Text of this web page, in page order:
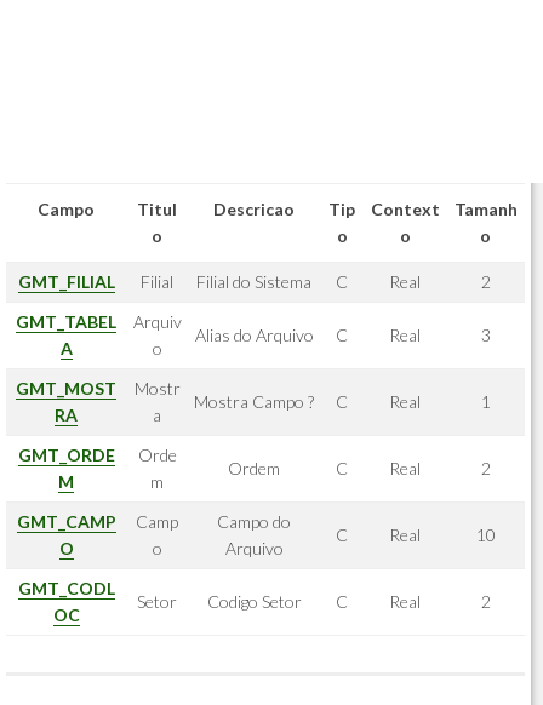
Campo
Titul
o
Descricao
Tip
o
Context
o
Tamanh
o
GMT_FILIAL Filial Filial do Sistema C Real
2
GMT_TABEL
A
Arquiv
o
Alias do Arquivo C Real 3
GMT_MOST
RA
Mostr
a
Mostra Campo ? C Real 1
GMT_ORDE
M
Orde
m
Ordem C Real 2
GMT_CAMP
O
Camp
o
Campo do
Arquivo
C Real 10
GMT_CODL
OC
Setor Codigo Setor C Real 2